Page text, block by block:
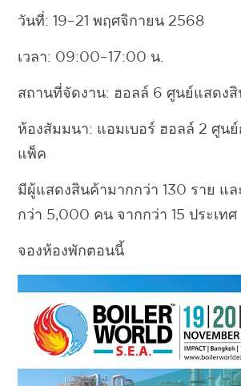
วันที่: 19–21 พฤศจิกายน 2568
เวลา: 09:00–17:00 น.
สถานที่จัดงาน: ฮอลล์ 6 ศูนย์แสดง
ห้องสัมมนา: แอมเบอร์ ฮอลล์ 2 ศูน
แพ็ค
มีผู้แสดงสินค้ามากกว่า 130 ราย แล
กว่า 5,000 คน จากกว่า 15 ประเทศ
จองห้องพักตอนนี้